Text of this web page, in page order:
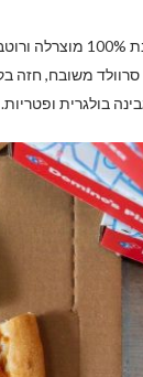
משובח, חזה
בולגרית ופטריות.